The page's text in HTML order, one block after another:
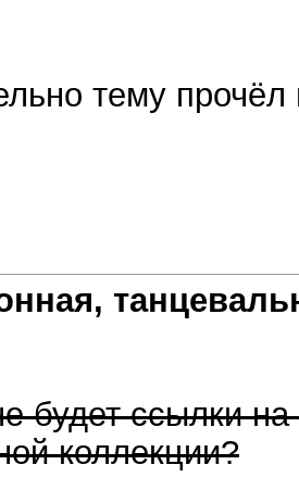
тему
будет ссылки
коллекции?